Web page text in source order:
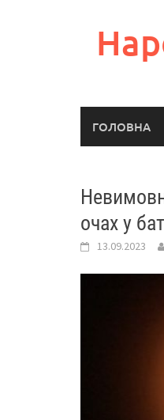
ГОЛОВНА
очах у
13.09.2023